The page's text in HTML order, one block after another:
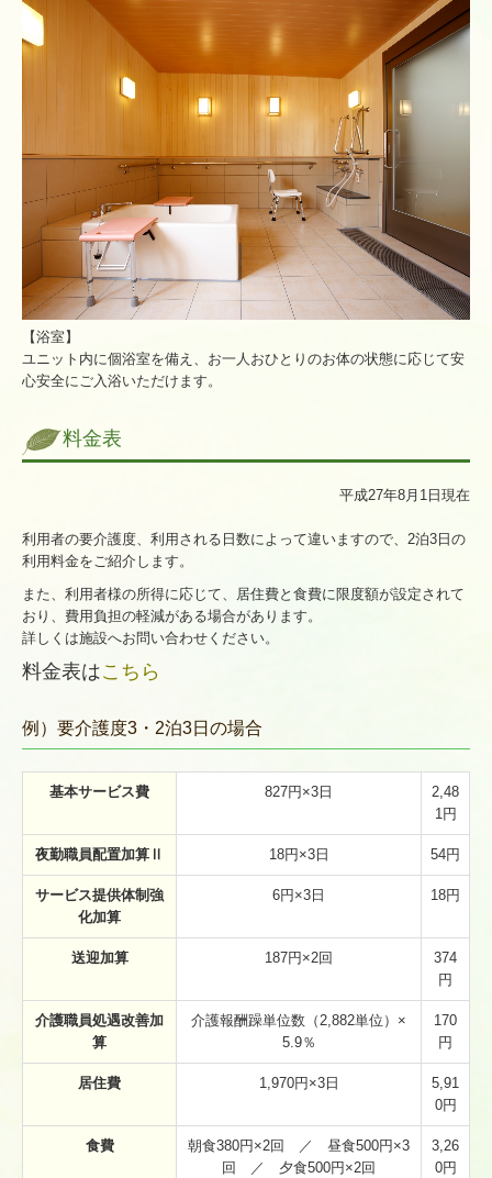
【浴室】
ユニット内に個浴室を備え、お一人おひとりのお体の状態に応じて安
心安全にご入浴いただけます。
料金表
平成27年8月1日現在
利用者の要介護度、利用される日数によって違いますので、2泊3日の
利用料金をご紹介します。
また、利用者様の所得に応じて、居住費と食費に限度額が設定されて
おり、費用負担の軽減がある場合があります。
詳しくは施設へお問い合わせください。
料金表はこちら
例）要介護度3・2泊3日の場合
基本サービス費 827円×3日
2,48
1円
夜勤職員配置加算Ⅱ 18円×3日 54円
サービス提供体制強
化加算
6円×3日 18円
送迎加算 187円×2回
374
円
介護職員処遇改善加
算
介護報酬躁単位数（2,882単位）×
5.9％
170
円
居住費 1,970円×3日
5,91
0円
食費
朝食380円×2回 ／ 昼食500円×3
回 ／ 夕食500円×2回
3,26
0円